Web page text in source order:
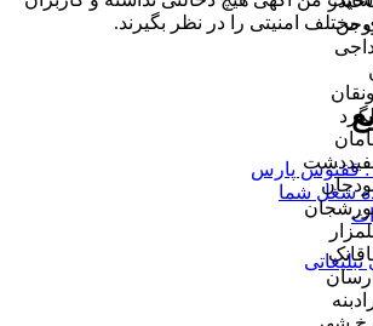
مختلف امنیتی را در نظر بگیرند.
ققنوس پارس
شغل شما